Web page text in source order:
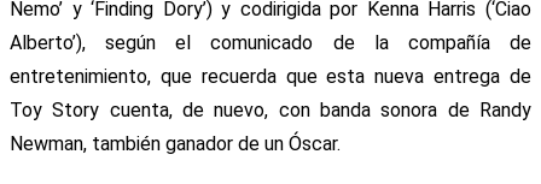
Nemo’ y ‘Finding Dory’) y codirigida por Kenna Harris (‘Ciao
Alberto’), según el comunicado de la compañía de
entretenimiento, que recuerda que esta nueva entrega de
Toy Story cuenta, de nuevo, con banda sonora de Randy
Newman, también ganador de un Óscar.